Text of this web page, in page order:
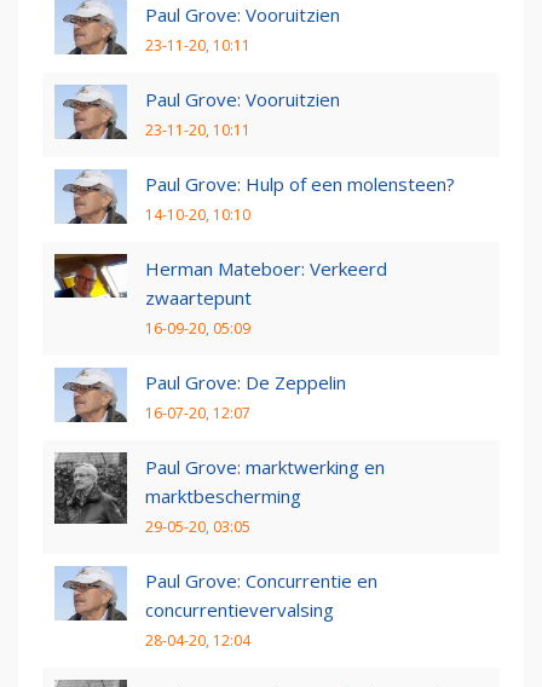
Paul Grove: Vooruitzien
23-11-20, 10:11
Paul Grove: Vooruitzien
23-11-20, 10:11
Paul Grove: Hulp of een molensteen?
14-10-20, 10:10
Herman Mateboer: Verkeerd
zwaartepunt
16-09-20, 05:09
Paul Grove: De Zeppelin
16-07-20, 12:07
Paul Grove: marktwerking en
marktbescherming
29-05-20, 03:05
Paul Grove: Concurrentie en
concurrentievervalsing
28-04-20, 12:04